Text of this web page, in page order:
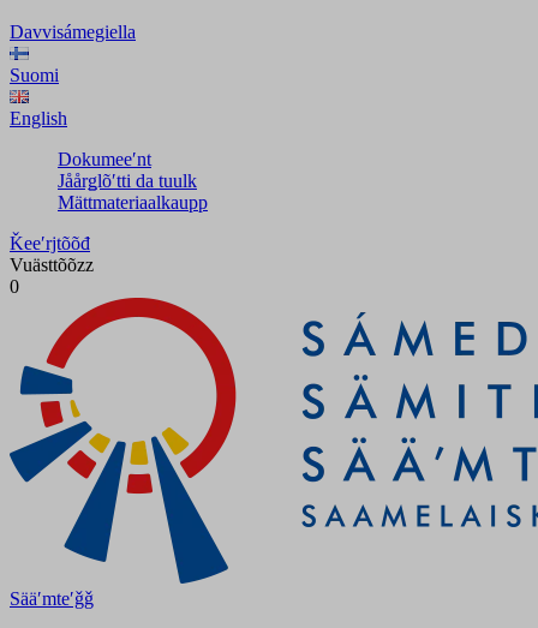
Davvisámegiella
Suomi
English
Dokumeeʹnt
Jåårǥlõʹtti da tuulk
Mättmateriaalkaupp
Ǩeeʹrjtõõđ
Vuästtõõzz
0
Sääʹmteʹǧǧ